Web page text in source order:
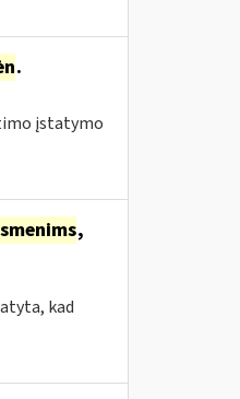
.
įstatymo
,
kad